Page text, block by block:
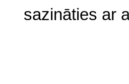
sazināties ar